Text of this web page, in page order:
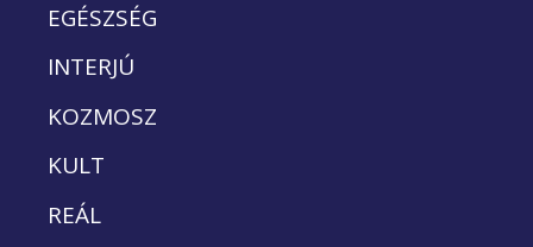
EGÉSZSÉG
INTERJÚ
KOZMOSZ
KULT
REÁL